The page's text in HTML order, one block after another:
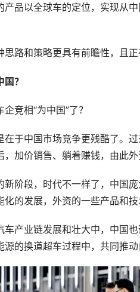
产品以全球车的定位，实现从
路和策略更具有前瞻性，且
？
竞相“为中国”了？
在于中国市场竞争更残酷了。
加价销售、躺着赚钱，由此
新阶段，时代不一样了，中国
的发展，外资的一些产品和
车产业链发展和壮大中，中国
的换道超车过程中，共同推